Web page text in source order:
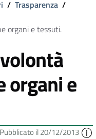
/ Trasparenza /
organi e tessuti.
organi e
Pubblicato il 20/12/2013